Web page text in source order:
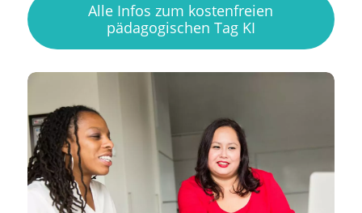
Alle Infos zum kostenfreien
pädagogischen Tag KI